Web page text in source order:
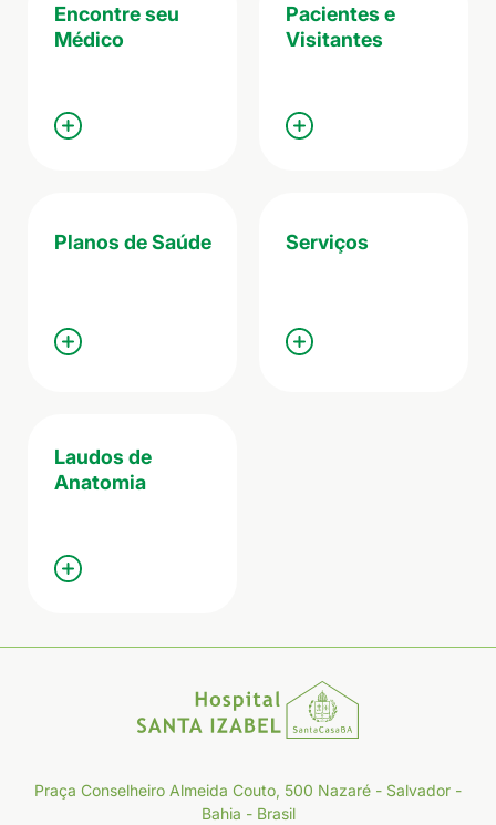
Encontre seu
Médico
Pacientes e
Visitantes
Planos de Saúde Serviços
Laudos de
Anatomia
Praça Conselheiro Almeida Couto, 500 Nazaré - Salvador -
Bahia - Brasil